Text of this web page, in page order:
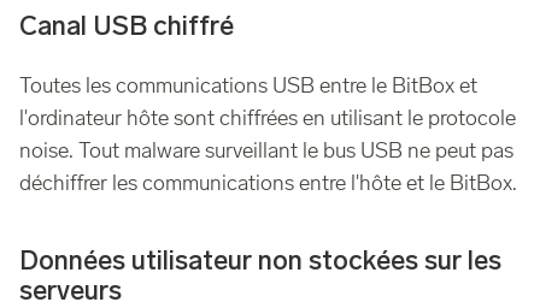
Canal USB chiffré
Toutes les communications USB entre le BitBox et
l'ordinateur hôte sont chiffrées en utilisant le protocole
noise. Tout malware surveillant le bus USB ne peut pas
déchiffrer les communications entre l'hôte et le BitBox.
Données utilisateur non stockées sur les
serveurs